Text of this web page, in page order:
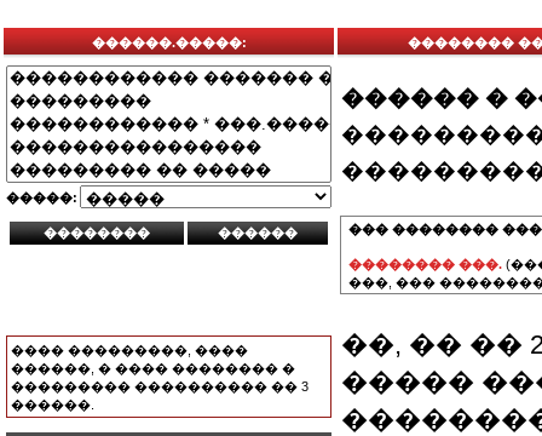
������.�����:
�����:
���� ���������, ����
������, � ���� �������� �
��������� ���������� �� 3
������.
��������
������ �
��� ��������
�������� ���.
���, ���
��, �� ��
�����